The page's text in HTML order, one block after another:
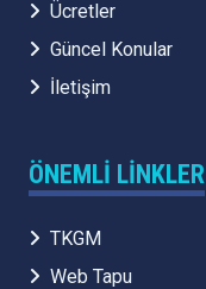
Ücretler
Güncel Konular
İletişim
ÖNEMLI LINKLER
TKGM
Web Tapu